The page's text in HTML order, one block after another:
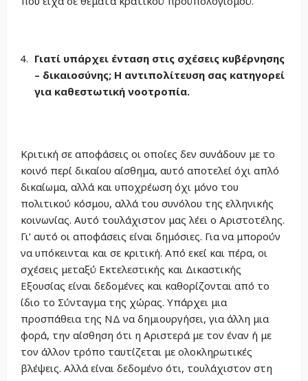
Γιατί υπάρχει ένταση στις σχέσεις κυβέρνησης
– δικαιοσύνης; Η αντιπολίτευση σας κατηγορεί
για καθεστωτική νοοτροπία.
Κριτική σε αποφάσεις οι οποίες δεν συνάδουν με το
κοινό περί δικαίου αίσθημα, αυτό αποτελεί όχι απλό
δικαίωμα, αλλά και υποχρέωση όχι μόνο του
πολιτικού κόσμου, αλλά του συνόλου της ελληνικής
κοινωνίας. Αυτό τουλάχιστον μας λέει ο Αριστοτέλης.
Γι’ αυτό οι αποφάσεις είναι δημόσιες. Για να μπορούν
να υπόκεινται και σε κριτική. Από εκεί και πέρα, οι
σχέσεις μεταξύ Εκτελεστικής και Δικαστικής
Εξουσίας είναι δεδομένες και καθορίζονται από το
ίδιο το Σύνταγμα της χώρας. Υπάρχει μια
προσπάθεια της ΝΔ να δημιουργήσει, για άλλη μια
φορά, την αίσθηση ότι η Αριστερά με τον έναν ή με
τον άλλον τρόπο ταυτίζεται με ολοκληρωτικές
βλέψεις. Αλλά είναι δεδομένο ότι, τουλάχιστον στη